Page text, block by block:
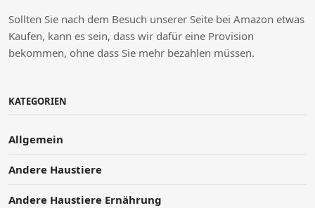
Sollten Sie nach dem Besuch unserer Seite bei Amazon etwas
Kaufen, kann es sein, dass wir dafür eine Provision
bekommen, ohne dass Sie mehr bezahlen müssen.
KATEGORIEN
Allgemein
Andere Haustiere
Andere Haustiere Ernährung